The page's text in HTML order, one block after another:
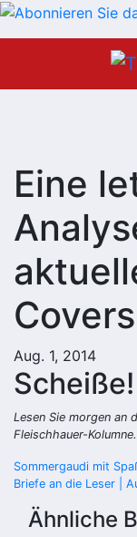
Eine
Covers
Aug. 1, 2014
Scheiße!
Lesen Sie morgen an
Fleischhauer-Kolumne.
Sommergaudi mit
Briefe an die Leser |
Ähnliche